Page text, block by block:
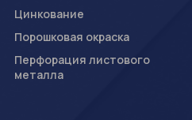
Цинкование
Порошковая окраска
Перфорация листового
металла